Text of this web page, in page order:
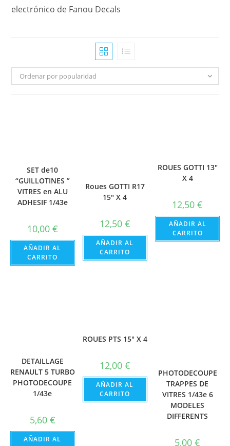
electrónico de Fanou Decals
Ordenar por popularidad
SET de10
“GUILLOTINES ”
VITRES en ALU
ADHESIF 1/43e
10,00 €
AÑADIR AL
CARRITO
Roues GOTTI R17
15″ X 4
12,50 €
AÑADIR AL
CARRITO
ROUES GOTTI 13″
X 4
12,50€
AÑADIR AL
CARRITO
DETAILLAGE
RENAULT 5 TURBO
PHOTODECOUPE
1/43e
5,60 €
AÑADIR AL
ROUES PTS 15″ X 4
12,00 €
AÑADIR AL
CARRITO
PHOTODECOUPE
TRAPPES DE
VITRES 1/43e 6
MODELES
DIFFERENTS
5,00€